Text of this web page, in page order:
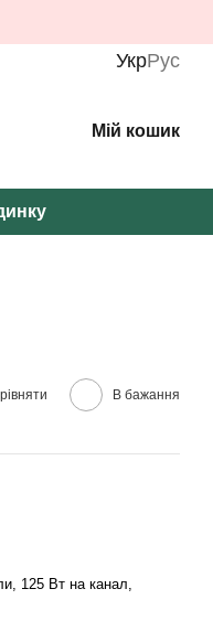
УкрРус
Мій кошик
В бажання
125 Вт на канал,